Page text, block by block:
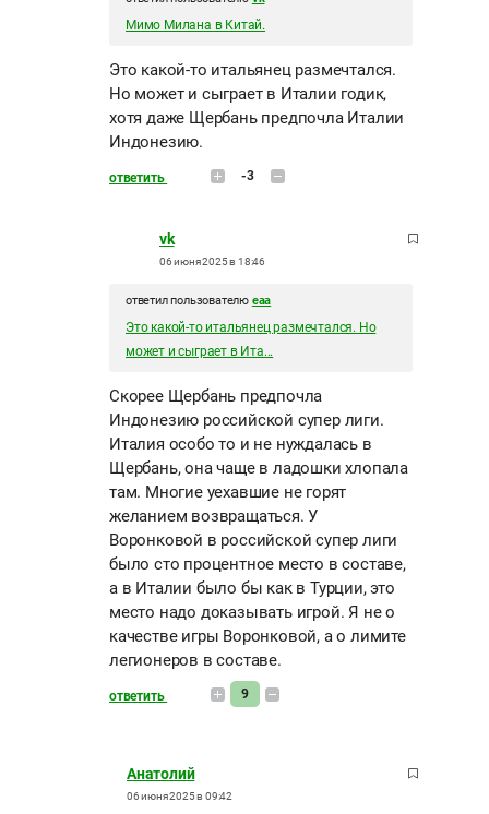
Мимо Милана в Китай.
Это какой-то итальянец размечтался.
Но может и сыграет в Италии годик,
хотя даже Щербань предпочла Италии
Индонезию.
ответить -3
vk
06 июня 2025 в 18:46
ответил пользователю eaa
Это какой-то итальянец размечтался. Но
может и сыграет в Ита...
Скорее Щербань предпочла
Индонезию российской супер лиги.
Италия особо то и не нуждалась в
Щербань, она чаще в ладошки хлопала
там. Многие уехавшие не горят
желанием возвращаться. У
Воронковой в российской супер лиги
было сто процентное место в составе,
а в Италии было бы как в Турции, это
место надо доказывать игрой. Я не о
качестве игры Воронковой, а о лимите
легионеров в составе.
ответить 9
Анатолий
06 июня 2025 в 09:42